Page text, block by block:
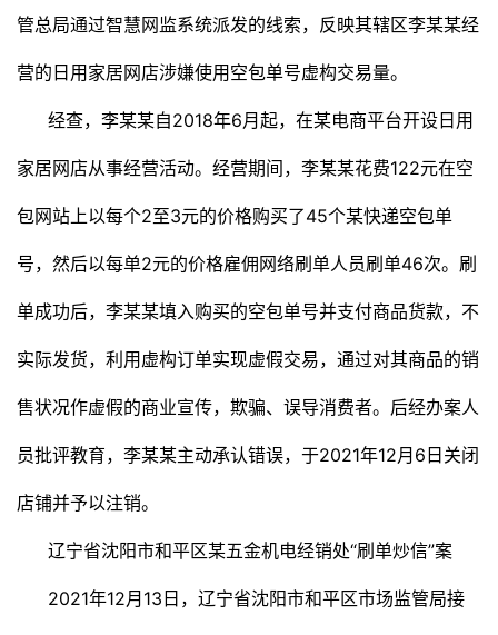
管总局通过智慧网监系统派发的线索，反映其辖区李某某经
营的日用家居网店涉嫌使用空包单号虚构交易量。
经查，李某某自2018年6月起，在某电商平台开设日用
家居网店从事经营活动。经营期间，李某某花费122元在空
包网站上以每个2至3元的价格购买了45个某快递空包单
号，然后以每单2元的价格雇佣网络刷单人员刷单46次。刷
单成功后，李某某填入购买的空包单号并支付商品货款，不
实际发货，利用虚构订单实现虚假交易，通过对其商品的销
售状况作虚假的商业宣传，欺骗、误导消费者。后经办案人
员批评教育，李某某主动承认错误，于2021年12月6日关闭
店铺并予以注销。
辽宁省沈阳市和平区某五金机电经销处“刷单炒信”案
2021年12月13日，辽宁省沈阳市和平区市场监管局接